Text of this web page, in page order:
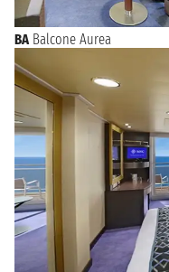
BA Balcone Aurea